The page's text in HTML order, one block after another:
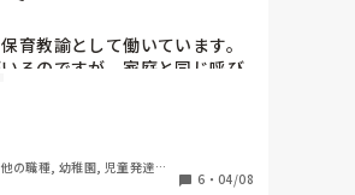
る時もあるので室内でマスク
黒フレアパンツ、帽子)が表情
の先生と同じとこ置いてま
っていく
た方が
同僚はいますか。
て貰えるので
育教諭として働いています。
るのですが、家庭と同じ呼び
方針ではさん付けで呼ぶよう
は、あだ名で呼ぶことはあり
の職種, 幼稚園, 児童発達支
6 ・ 04/08